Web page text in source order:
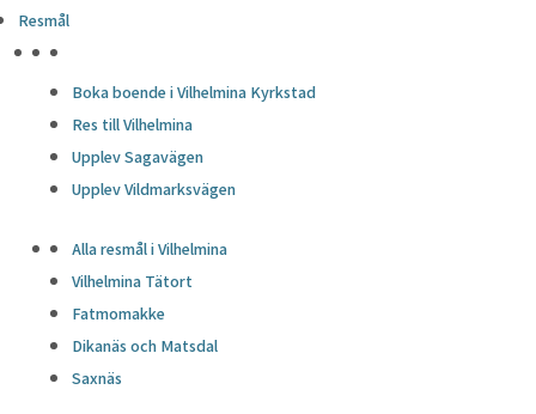
Resmål
Boka boende i Vilhelmina Kyrkstad
Res till Vilhelmina
Upplev Sagavägen
Upplev Vildmarksvägen
Alla resmål i Vilhelmina
Vilhelmina Tätort
Fatmomakke
Dikanäs och Matsdal
Saxnäs